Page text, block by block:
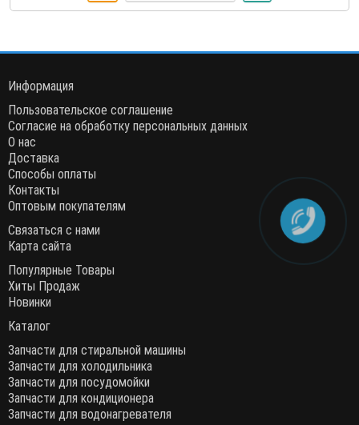
Информация
Пользовательское соглашение
Согласие на обработку персональных данных
О нас
Доставка
Способы оплаты
Контакты
Оптовым покупателям
Связаться с нами
Карта сайта
Популярные Товары
Хиты Продаж
Новинки
Каталог
Запчасти для стиральной машины
Запчасти для холодильника
Запчасти для посудомойки
Запчасти для кондиционера
Запчасти для водонагревателя